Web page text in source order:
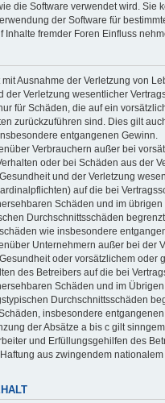
die Software verwendet wird. Sie
der Software für
Inhalte fremder Foren Einfluss
Ausnahme der Verletzung von
der Verletzung wesentlicher
für Schäden, die auf ein
zurückzuführen sind. Dies gilt
entgangenen Gewinn.
Verbrauchern außer bei
oder bei Schäden aus der
und der Verletzung
auf die bei
Schäden und im übrigen
Durchschnittsschäden
wie insbesondere
Unternehmern außer bei der
oder vorsätzlichem oder
des Betreibers auf die bei
Schäden und im
Durchschnittsschäden
insbesondere entgangenen
der Absätze a bis c gilt
und Erfüllungsgehilfen des
aus zwingendem